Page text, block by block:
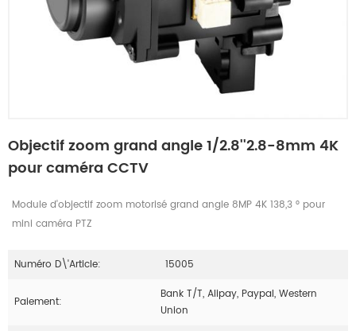
Objectif zoom grand angle 1/2.8''2.8-8mm 4K
pour caméra CCTV
Module d'objectif zoom motorisé grand angle 8MP 4K 138,3 ° pour
mini caméra PTZ
Numéro D\'article: 15005
Paiement:
Bank T/T, Alipay, Paypal, Western
Union